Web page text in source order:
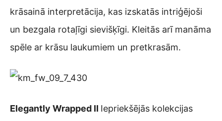
krāsainā interpretācija, kas izskatās intriģējoši
un bezgala rotaļīgi sievišķīgi. Kleitās arī manāma
spēle ar krāsu laukumiem un pretkrasām.
Elegantly Wrapped II Iepriekšējās kolekcijas